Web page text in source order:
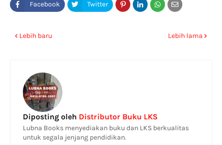
Lebih baru Lebih lama
Diposting oleh Distributor Buku LKS
Lubna Books menyediakan buku dan LKS berkualitas
untuk segala jenjang pendidikan.